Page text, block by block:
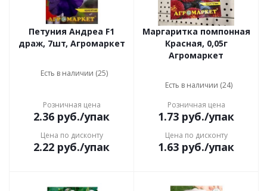
Петуния Андреа F1
драж, 7шт, Агромаркет
Есть в наличии (25)
Розничная цена
2.36 руб./упак
Цена по дисконту
2.22 руб./упак
Маргаритка помпонная
Красная, 0,05г
Агромаркет
Есть в наличии (24)
Розничная цена
1.73 руб./упак
Цена по дисконту
1.63 руб./упак